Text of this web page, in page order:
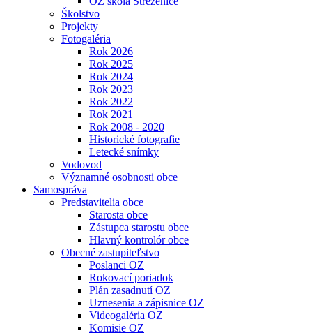
Školstvo
Projekty
Fotogaléria
Rok 2026
Rok 2025
Rok 2024
Rok 2023
Rok 2022
Rok 2021
Rok 2008 - 2020
Historické fotografie
Letecké snímky
Vodovod
Významné osobnosti obce
Samospráva
Predstavitelia obce
Starosta obce
Zástupca starostu obce
Hlavný kontrolór obce
Obecné zastupiteľstvo
Poslanci OZ
Rokovací poriadok
Plán zasadnutí OZ
Uznesenia a zápisnice OZ
Videogaléria OZ
Komisie OZ